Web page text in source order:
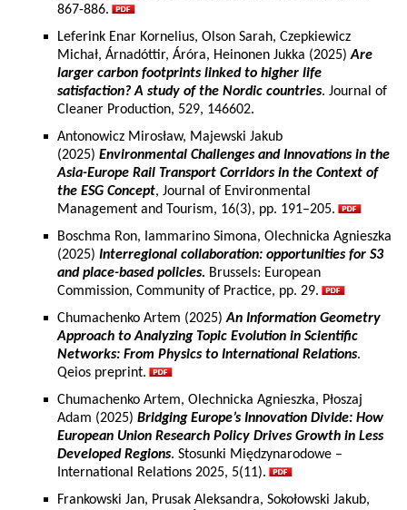
867-886.
Leferink Enar Kornelius, Olson Sarah, Czepkiewicz
Michał, Árnadóttir, Áróra, Heinonen Jukka (2025)Are
larger carbon footprints linked to higher life
satisfaction? A study of the Nordic countries. Journal of
Cleaner Production, 529, 146602.
Antonowicz Mirosław, Majewski Jakub
(2025) Environmental Challenges and Innovations in the
Asia-Europe Rail Transport Corridors in the Context of
the ESG Concept, Journal of Environmental
Management and Tourism, 16(3), pp. 191–205.
Boschma Ron, Iammarino Simona, Olechnicka Agnieszka
(2025) Interregional collaboration: opportunities for S3
and place-based policies. Brussels: European
Commission, Community of Practice, pp. 29.
Chumachenko Artem (2025)An Information Geometry
Approach to Analyzing Topic Evolution in Scientific
Networks: From Physics to International Relations.
Qeios preprint.
Chumachenko Artem, Olechnicka Agnieszka, Płoszaj
Adam (2025) Bridging Europe’s Innovation Divide: How
European Union Research Policy Drives Growth in Less
Developed Regions. Stosunki Międzynarodowe –
International Relations 2025, 5(11).
Frankowski Jan, Prusak Aleksandra, Sokołowski Jakub,